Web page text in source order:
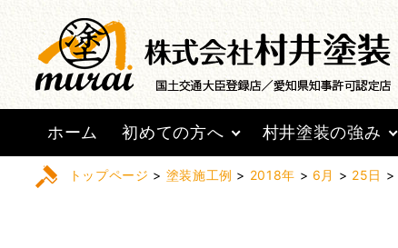
ホーム 初めての方へ 村井塗装の強み
トップページ > 塗装施工例 > 2018年 > 6月 > 25日 >